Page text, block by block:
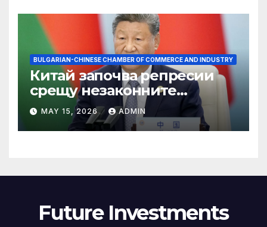
BULGARIAN-CHINESE CHAMBER OF COMMERCE AND INDUSTRY
Китай започва репресии
срещу незаконните
практики в сектора на TCM
MAY 15, 2026 ADMIN
Future Investments